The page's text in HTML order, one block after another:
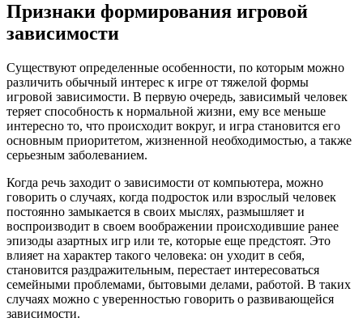
Признаки формирования игровой
зависимости
Существуют определенные особенности, по которым можно
различить обычный интерес к игре от тяжелой формы
игровой зависимости. В первую очередь, зависимый человек
теряет способность к нормальной жизни, ему все меньше
интересно то, что происходит вокруг, и игра становится его
основным приоритетом, жизненной необходимостью, а также
серьезным заболеванием.
Когда речь заходит о зависимости от компьютера, можно
говорить о случаях, когда подросток или взрослый человек
постоянно замыкается в своих мыслях, размышляет и
воспроизводит в своем воображении происходившие ранее
эпизоды азартных игр или те, которые еще предстоят. Это
влияет на характер такого человека: он уходит в себя,
становится раздражительным, перестает интересоваться
семейными проблемами, бытовыми делами, работой. В таких
случаях можно с уверенностью говорить о развивающейся
зависимости.